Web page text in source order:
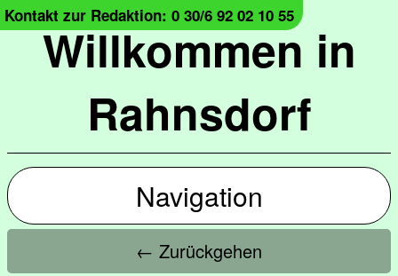
Willkommen in
Rahnsdorf
Kontakt zur Redaktion: 0 30/6 92 02 10 55
Navigation
← Zurückgehen